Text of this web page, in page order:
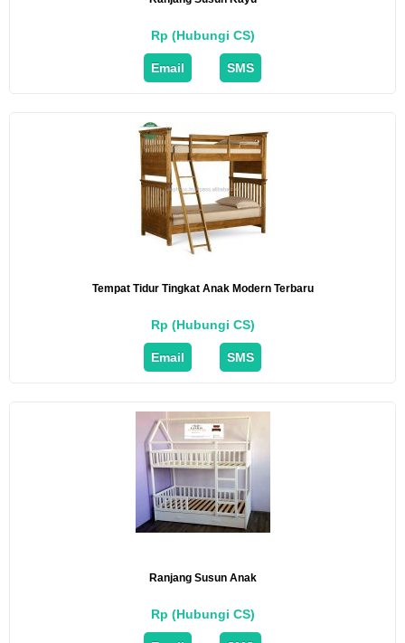
Rp (Hubungi CS)
Email SMS
Tempat Tidur Tingkat Anak Modern Terbaru
Rp (Hubungi CS)
Email SMS
Ranjang Susun Anak
Rp (Hubungi CS)